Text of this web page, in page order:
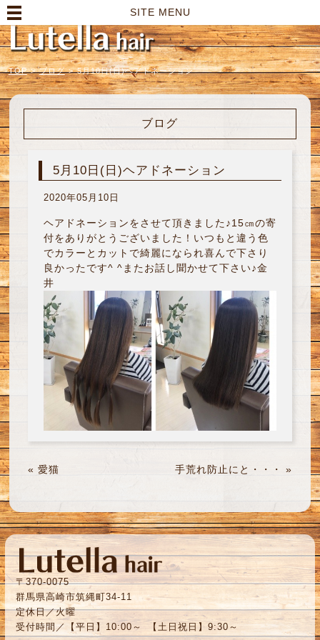
SITE MENU
TOP > ブログ > 5月10日(日)ヘアドネーション
ブログ
5月10日(日)ヘアドネーション
2020年05月10日
ヘアドネーションをさせて頂きました♪15㎝の寄
付をありがとうございました！いつもと違う色
でカラーとカットで綺麗になられ喜んで下さり
良かったです^ ^またお話し聞かせて下さい♪金
井
« 愛猫 手荒れ防止にと・・・ »
〒370-0075
群馬県高崎市筑縄町34-11
定休日／火曜
受付時間／【平日】10:00～ 【土日祝日】9:30～